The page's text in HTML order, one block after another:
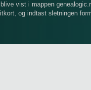
vist i mappen
og indtast sletningen